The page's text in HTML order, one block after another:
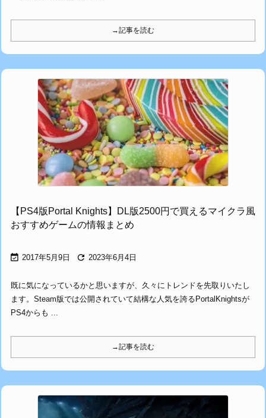
→記事を読む
【PS4版Portal Knights】DL版2500円で買えるマイクラ風
おすすめゲームの情報まとめ
 2017年5月9日  2023年6月4日
既に気になっているかと思いますが、久々にトレンドを先取りいたし
ます。Steam版では公開されていて結構な人気を誇るPortalKnightsが
PS4からも ...
→記事を読む